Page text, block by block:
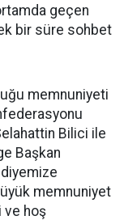
geçen
bir süre sohbet
memnuniyeti
Bilici ile
Başkan
memnuniyet
ve hoş